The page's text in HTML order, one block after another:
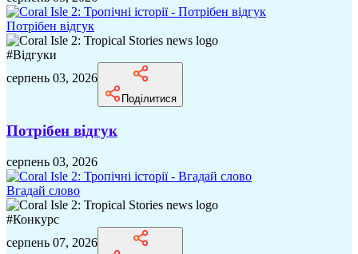
Потрібен відгук
#Відгуки
серпень 03, 2026
Поділитися
Потрібен відгук
серпень 03, 2026
Вгадай слово
#Конкурс
серпень 07, 2026